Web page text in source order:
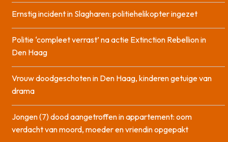
Ernstig incident in Slagharen: politiehelikopter ingezet
Politie ‘compleet verrast’ na actie Extinction Rebellion in
Den Haag
Vrouw doodgeschoten in Den Haag, kinderen getuige van
drama
Jongen (7) dood aangetroffen in appartement: oom
verdacht van moord, moeder en vriendin opgepakt